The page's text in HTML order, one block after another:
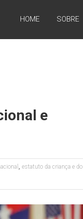
HOME SOBRE
e
, estatuto da criança e do